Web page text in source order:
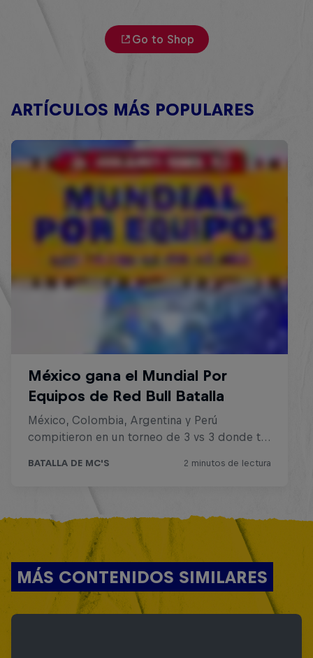
Go to Shop
ARTÍCULOS MÁS POPULARES
MÁS CONTENIDOS SIMILARES